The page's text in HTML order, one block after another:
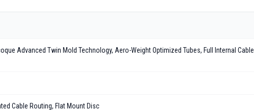
Advanced Twin Mold Technology, Aero-Weight Optimized Tubes, Full Internal Cable
Cable Routing, Flat Mount Disc